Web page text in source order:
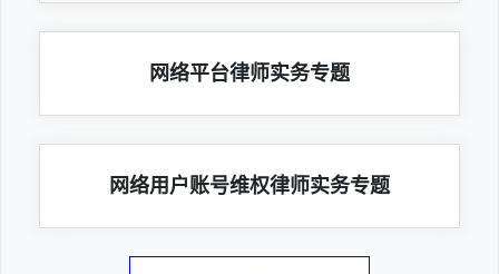
网络平台律师实务专题
网络用户账号维权律师实务专题